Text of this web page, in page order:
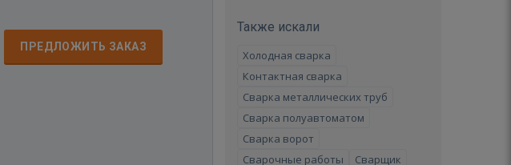
ПРЕДЛОЖИТЬ ЗАКАЗ
Также искали
Холодная сварка
Контактная сварка
Сварка металлических труб
Сварка полуавтоматом
Сварка ворот
Сварочные работы
Сварщик